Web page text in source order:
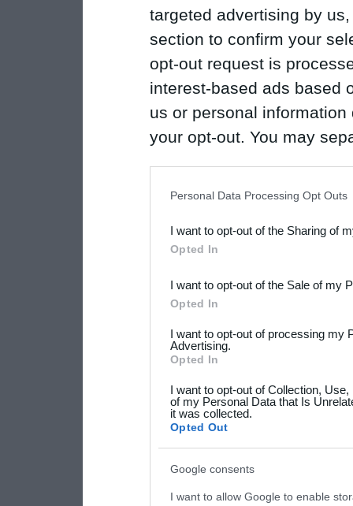
targeted advertising by
section to confirm your
opt-out request is
interest-based ads based
us or personal
your opt-out. You may
Downstream Participants
third parties.
Please note that this
not limited to your visit or
your data for below
consent section.
Personal Data Processing Opt Outs
I want to opt-out of the Sharing of
Opted In
I want to opt-out of the Sale of my
Opted In
I want to opt-out of processing my
Advertising.
Opted In
I want to opt-out of Collection,
of my Personal Data that Is
it was collected.
Opted Out
Google consents
I want to allow Google to enable